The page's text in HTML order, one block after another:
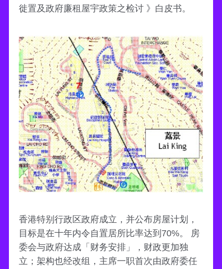
徙置及政府廉租屋宇政策之检讨 》白皮书。
香港特别行政区政府成立，并公布房屋计划，
目标是在十年内令自置居所比率达到70%。 房
委会与政府达成「财务安排」，财政更加独
立；架构也经改组，主席一职首次由政府委任